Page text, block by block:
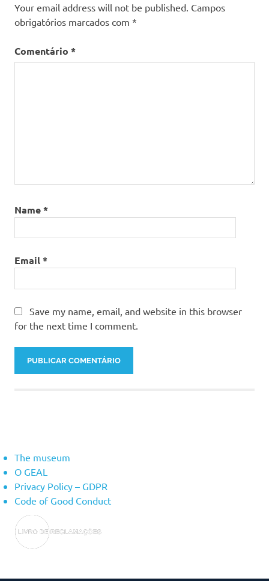
Your email address will not be published. Campos
obrigatórios marcados com *
Comentário *
Name*
Email*
Save my name, email, and website in this browser
for the next time I comment.
The museum
O GEAL
Privacy Policy – ​​GDPR
Code of Good Conduct